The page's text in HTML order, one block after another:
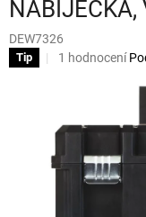
NABÍJEČKA,
DEW7326
Tip
Průměrné
5,0
5
hvězdiček.
1 hodnocení